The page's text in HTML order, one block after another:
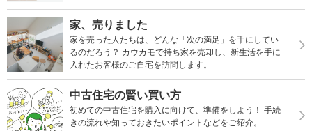
家、売りました
家を売った人たちは、どんな「次の満足」を手にしてい
るのだろう？ カウカモで持ち家を売却し、新生活を手に
入れたお客様のご自宅を訪問します。
中古住宅の賢い買い方
初めての中古住宅を購入に向けて、準備をしよう！ 手続
きの流れや知っておきたいポイントなどをご紹介。